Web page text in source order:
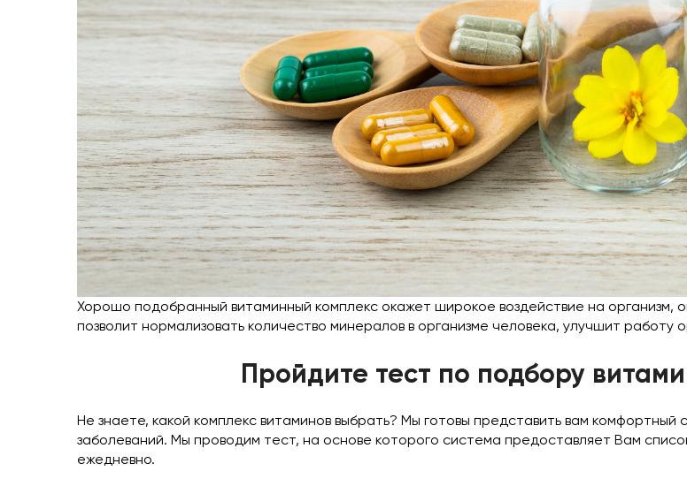
Хорошо подобранный витаминный комплекс окажет широкое воздействие на организм,
позволит нормализовать количество минералов в организме человека, улучшит работу
Пройдите тест по подбору
Не знаете, какой комплекс витаминов выбрать? Мы готовы представить вам
заболеваний. Мы проводим тест, на основе которого система предоставляет Вам
ежедневно.